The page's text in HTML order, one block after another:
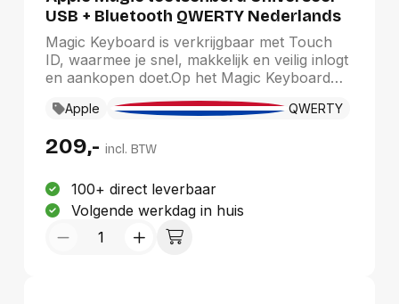
USB + Bluetooth QWERTY Nederlands
Zwart
Magic Keyboard is verkrijgbaar met Touch
ID, waarmee je snel, makkelijk en veilig inlogt
en aankopen doet.Op het Magic Keyboard
heel prettig en nauwkeurig. Het heeft een
documenten heen te swipen, en pijltoetsen
numerieke toetsenblok is ideaal als je veel
met spreadsheets en cijfers werkt. Dit
toetsenbord is draadloos en heeft een
oplaadbare batterij die zonder tussentijds
Apple QWERTY
209,- incl. BTW
100+ direct leverbaar
Volgende werkdag in huis